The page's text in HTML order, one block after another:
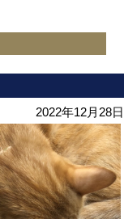
2022年12月28日